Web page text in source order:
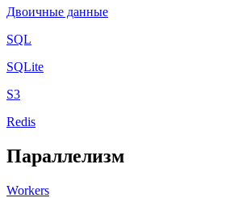
Двоичные данные
SQL
SQLite
S3
Redis
Параллелизм
Workers